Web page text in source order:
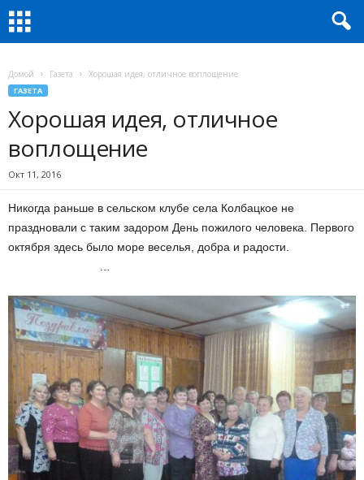
Домой Газета Хорошая идея, отличное воплощение
ГАЗЕТА
Хорошая идея, отличное
воплощение
Окт 11, 2016
Никогда раньше в сельском клубе села Колбацкое не
праздновали с таким задором День пожилого человека. Первого
октября здесь было море веселья, добра и радости.